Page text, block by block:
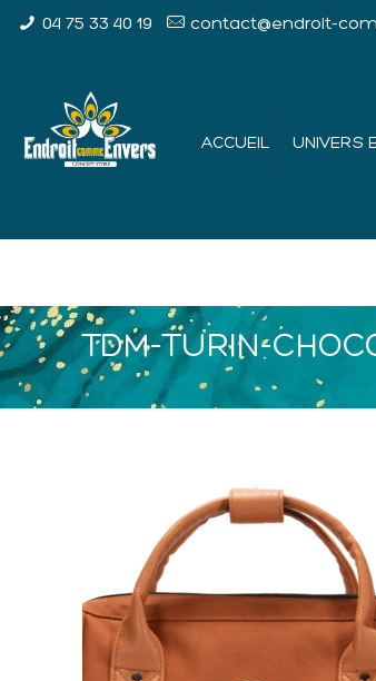
04 75 33 40 19 contact@endroit-
ACCUEIL UNIVERS
TDM-TURIN-